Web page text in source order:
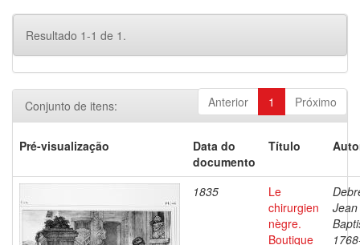
Resultado 1-1 de 1.
Anterior 1 Próximo
Conjunto de itens:
Pré-visualização
Data do
documento
Título
1835
Le
chirurgien
nègre.
Boutique
Jean